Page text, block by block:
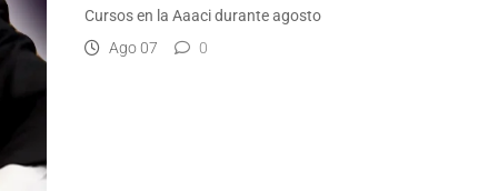
Cursos en la Aaaci durante agosto
Ago 07
0